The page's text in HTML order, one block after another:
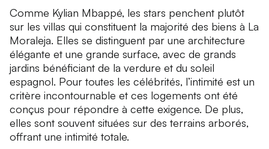
Comme Kylian Mbappé, les stars penchent plutôt
sur les villas qui constituent la majorité des biens à La
Moraleja. Elles se distinguent par une architecture
élégante et une grande surface, avec de grands
jardins bénéficiant de la verdure et du soleil
espagnol. Pour toutes les célébrités, l’intimité est un
critère incontournable et ces logements ont été
conçus pour répondre à cette exigence. De plus,
elles sont souvent situées sur des terrains arborés,
offrant une intimité totale.